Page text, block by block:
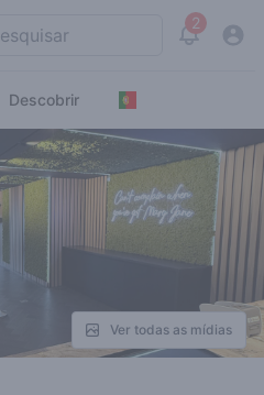
2
View
Descobrir
Ver todas as mídias